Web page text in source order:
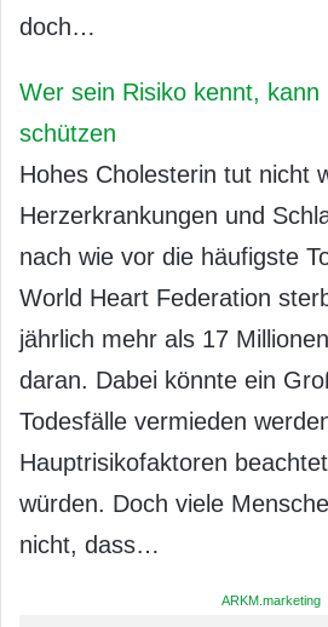
doch…
Wer sein Risiko kennt,
schützen
Hohes Cholesterin tut nicht
Herzerkrankungen und
nach wie vor die häufigste
World Heart Federation
jährlich mehr als 17
daran. Dabei könnte ein
Todesfälle vermieden
Hauptrisikofaktoren
würden. Doch viele
nicht, dass…
ARKM.marketing